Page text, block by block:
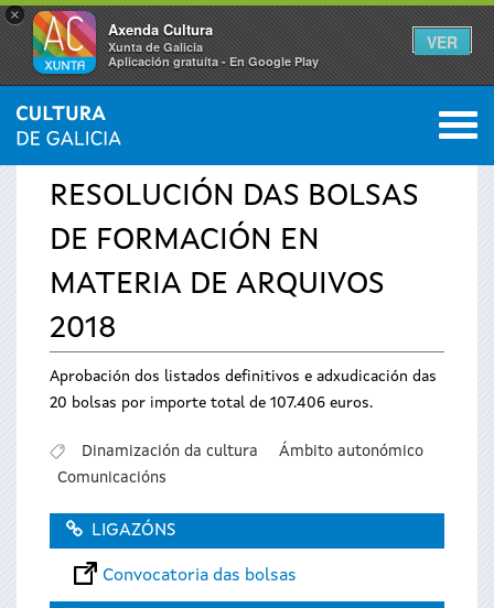
×
Axenda Cultura
Xunta de Galicia
Aplicación gratuíta - En Google Play
VER
Vostede
aquí
INICIO › SERVIZOS 0
RESOLUCIÓN DAS BOLSAS
DE FORMACIÓN EN
MATERIA DE ARQUIVOS
2018
Aprobación dos listados definitivos e adxudicación das
20 bolsas por importe total de 107.406 euros.
Dinamización da cultura
Ámbito autonómico
Comunicacións
LIGAZÓNS
Convocatoria das bolsas